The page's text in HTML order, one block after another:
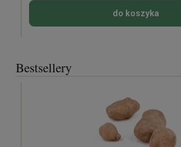
do koszyka
Bestsellery